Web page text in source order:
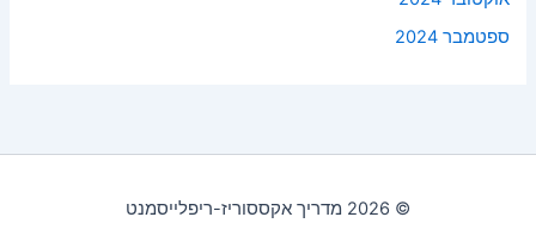
ספטמבר 2024
© 2026 מדריך אקססוריז-ריפלייסמנט